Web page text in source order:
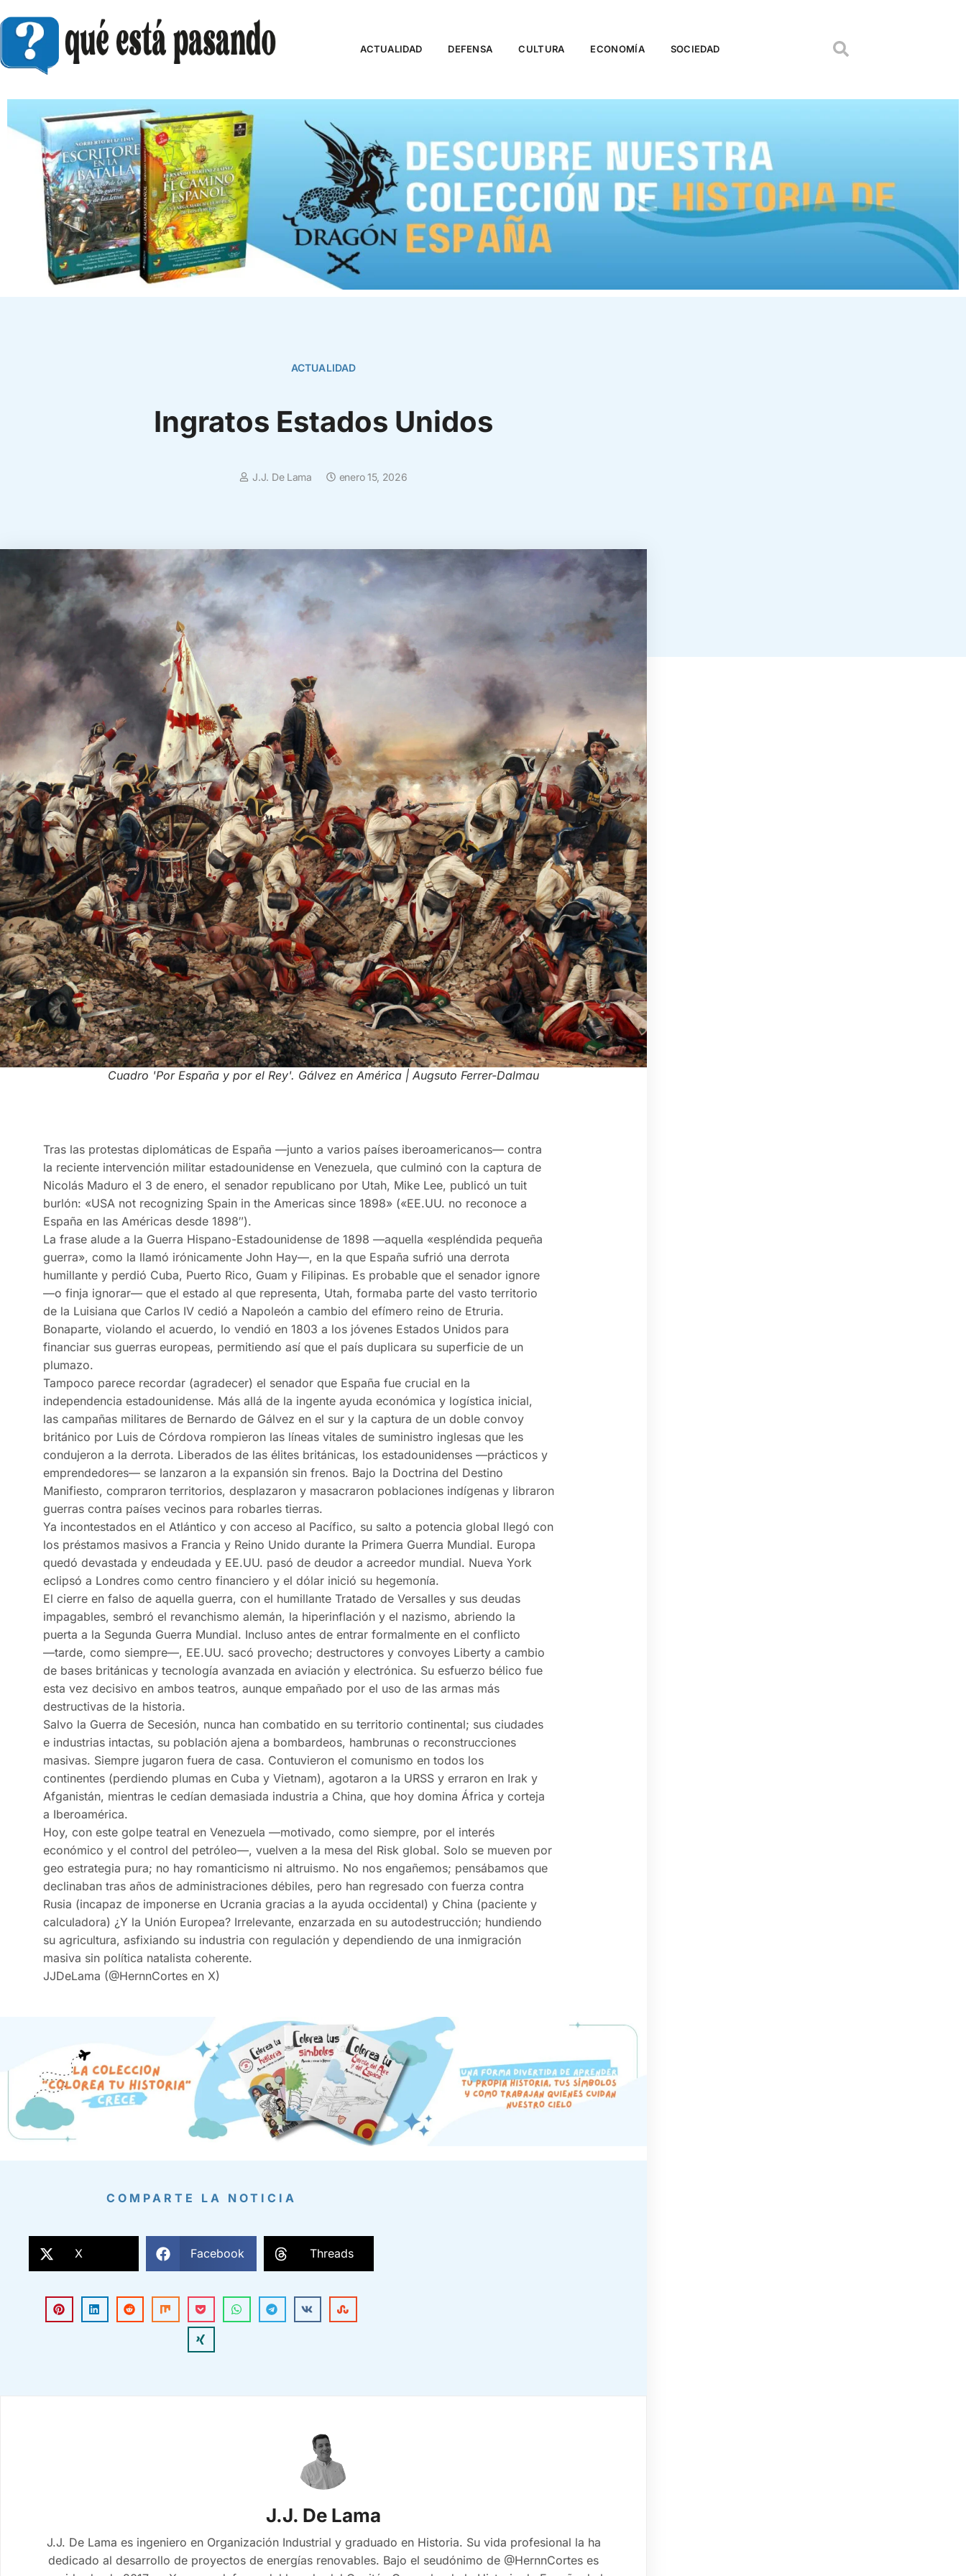
ACTUALIDAD DEFENSA CULTURA ECONOMÍA SOCIEDAD
ACTUALIDAD
Ingratos Estados Unidos
J.J. De Lama enero 15, 2026
Cuadro 'Por España y por el Rey'. Gálvez en América | Augsuto Ferrer-Dalmau
Tras las protestas diplomáticas de España —junto a varios países iberoamericanos— contra
la reciente intervención militar estadounidense en Venezuela, que culminó con la captura de
Nicolás Maduro el 3 de enero, el senador republicano por Utah, Mike Lee, publicó un tuit
burlón: «USA not recognizing Spain in the Americas since 1898» («EE.UU. no reconoce a
España en las Américas desde 1898″).
La frase alude a la Guerra Hispano-Estadounidense de 1898 —aquella «espléndida pequeña
guerra», como la llamó irónicamente John Hay—, en la que España sufrió una derrota
humillante y perdió Cuba, Puerto Rico, Guam y Filipinas. Es probable que el senador ignore
—o finja ignorar— que el estado al que representa, Utah, formaba parte del vasto territorio
de la Luisiana que Carlos IV cedió a Napoleón a cambio del efímero reino de Etruria.
Bonaparte, violando el acuerdo, lo vendió en 1803 a los jóvenes Estados Unidos para
financiar sus guerras europeas, permitiendo así que el país duplicara su superficie de un
plumazo.
Tampoco parece recordar (agradecer) el senador que España fue crucial en la
independencia estadounidense. Más allá de la ingente ayuda económica y logística inicial,
las campañas militares de Bernardo de Gálvez en el sur y la captura de un doble convoy
británico por Luis de Córdova rompieron las líneas vitales de suministro inglesas que les
condujeron a la derrota. Liberados de las élites británicas, los estadounidenses —prácticos y
emprendedores— se lanzaron a la expansión sin frenos. Bajo la Doctrina del Destino
Manifiesto, compraron territorios, desplazaron y masacraron poblaciones indígenas y libraron
guerras contra países vecinos para robarles tierras.
Ya incontestados en el Atlántico y con acceso al Pacífico, su salto a potencia global llegó con
los préstamos masivos a Francia y Reino Unido durante la Primera Guerra Mundial. Europa
quedó devastada y endeudada y EE.UU. pasó de deudor a acreedor mundial. Nueva York
eclipsó a Londres como centro financiero y el dólar inició su hegemonía.
El cierre en falso de aquella guerra, con el humillante Tratado de Versalles y sus deudas
impagables, sembró el revanchismo alemán, la hiperinflación y el nazismo, abriendo la
puerta a la Segunda Guerra Mundial. Incluso antes de entrar formalmente en el conflicto
—tarde, como siempre—, EE.UU. sacó provecho; destructores y convoyes Liberty a cambio
de bases británicas y tecnología avanzada en aviación y electrónica. Su esfuerzo bélico fue
esta vez decisivo en ambos teatros, aunque empañado por el uso de las armas más
destructivas de la historia.
Salvo la Guerra de Secesión, nunca han combatido en su territorio continental; sus ciudades
e industrias intactas, su población ajena a bombardeos, hambrunas o reconstrucciones
masivas. Siempre jugaron fuera de casa. Contuvieron el comunismo en todos los
continentes (perdiendo plumas en Cuba y Vietnam), agotaron a la URSS y erraron en Irak y
Afganistán, mientras le cedían demasiada industria a China, que hoy domina África y corteja
a Iberoamérica.
Hoy, con este golpe teatral en Venezuela —motivado, como siempre, por el interés
económico y el control del petróleo—, vuelven a la mesa del Risk global. Solo se mueven por
geo estrategia pura; no hay romanticismo ni altruismo. No nos engañemos; pensábamos que
declinaban tras años de administraciones débiles, pero han regresado con fuerza contra
Rusia (incapaz de imponerse en Ucrania gracias a la ayuda occidental) y China (paciente y
calculadora) ¿Y la Unión Europea? Irrelevante, enzarzada en su autodestrucción; hundiendo
su agricultura, asfixiando su industria con regulación y dependiendo de una inmigración
masiva sin política natalista coherente.
JJDeLama (@HernnCortes en X)
COMPARTE LA NOTICIA
X Facebook Threads
J.J. De Lama
J.J. De Lama es ingeniero en Organización Industrial y graduado en Historia. Su vida profesional la ha
dedicado al desarrollo de proyectos de energías renovables. Bajo el seudónimo de @HernnCortes es